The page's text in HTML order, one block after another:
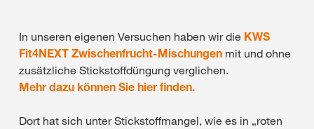
In unseren eigenen Versuchen haben wir die KWS
Fit4NEXT Zwischenfrucht-Mischungen mit und ohne
zusätzliche Stickstoffdüngung verglichen.
Mehr dazu können Sie hier finden.
Dort hat sich unter Stickstoffmangel, wie es in „roten